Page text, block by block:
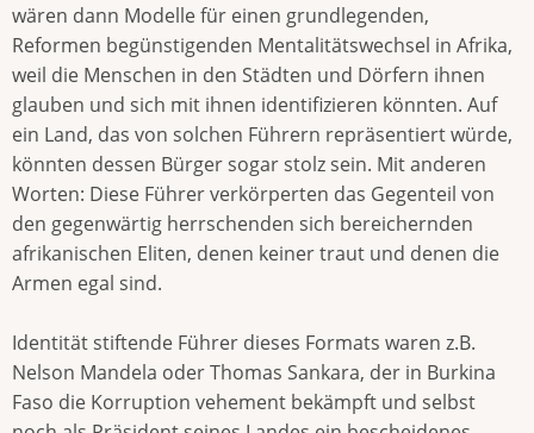
wären dann Modelle für einen grundlegenden,
Reformen begünstigenden Mentalitätswechsel in Afrika,
weil die Menschen in den Städten und Dörfern ihnen
glauben und sich mit ihnen identifizieren könnten. Auf
ein Land, das von solchen Führern repräsentiert würde,
könnten dessen Bürger sogar stolz sein. Mit anderen
Worten: Diese Führer verkörperten das Gegenteil von
den gegenwärtig herrschenden sich bereichernden
afrikanischen Eliten, denen keiner traut und denen die
Armen egal sind.
Identität stiftende Führer dieses Formats waren z.B.
Nelson Mandela oder Thomas Sankara, der in Burkina
Faso die Korruption vehement bekämpft und selbst